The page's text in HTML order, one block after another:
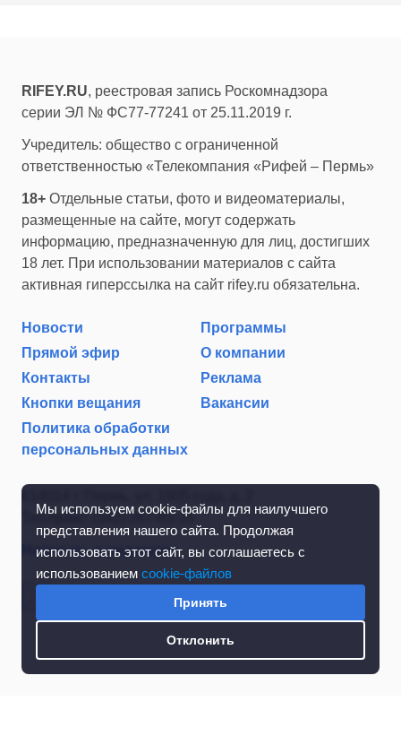
Мы используем cookie-файлы для наилучшего
представления нашего сайта. Продолжая
использовать этот сайт, вы соглашаетесь с
использованием cookie-файлов
Принять
Отклонить
RIFEY.RU, реестровая запись Роскомнадзора
серии ЭЛ № ФС77-77241 от 25.11.2019 г.
Учредитель: общество с ограниченной
ответственностью «Телекомпания «Рифей – Пермь»
18+ Отдельные статьи, фото и видеоматериалы,
размещенные на сайте, могут содержать
информацию, предназначенную для лиц, достигших
18 лет. При использовании материалов с сайта
активная гиперссылка на сайт rifey.ru обязательна.
Новости
Программы
Прямой эфир
О компании
Контакты
Реклама
Кнопки вещания
Вакансии
Политика обработки
персональных данных
Тел./факс: (342) 267-85-35
Написать в редакцию